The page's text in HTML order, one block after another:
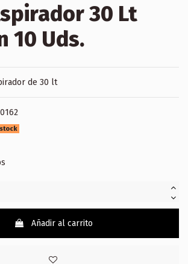
30 Lt
10 Uds.
de 30 lt
Añadir al carrito